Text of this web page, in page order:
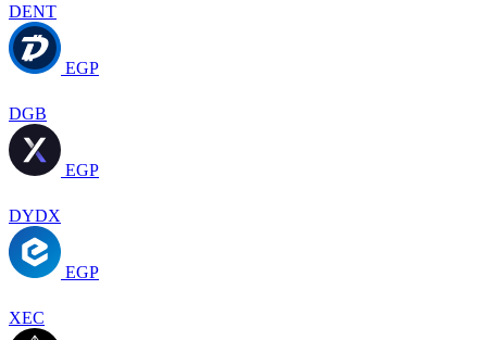
DENT
EGP
DGB
EGP
DYDX
EGP
XEC